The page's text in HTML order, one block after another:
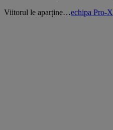
Viitorul le aparține…echipa Pro-X